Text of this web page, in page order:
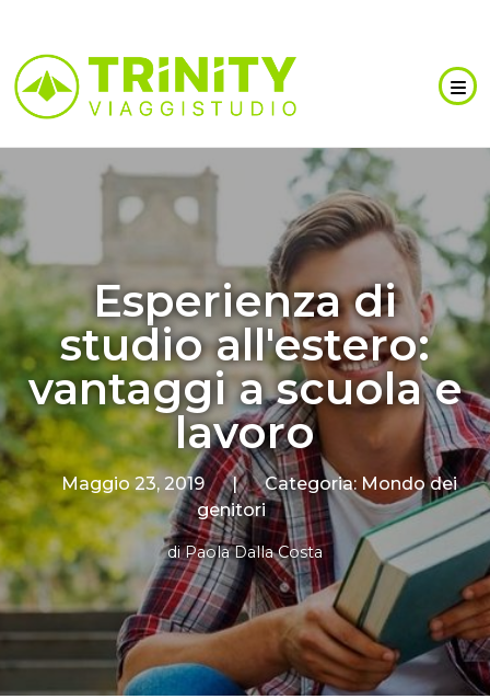
Esperienza di
studio all'estero:
vantaggi a scuola e
lavoro
Maggio 23, 2019 | Categoria: Mondo dei
genitori
diPaola Dalla Costa